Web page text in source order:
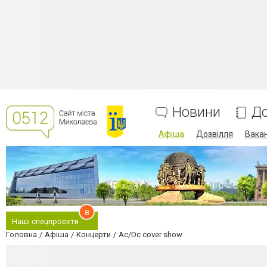
Новини
Афіша Дозвілля
Наші спецпроєкти
8
Головна Афіша Концерти Aс/Dс cover show